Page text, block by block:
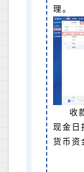
理。
收
现金日
货币资